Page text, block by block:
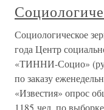
Социологическое
года Центр
«ТИННИ-Социо»
по заказу
«Известия» опрос